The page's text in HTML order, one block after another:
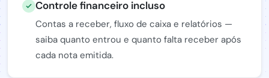
Controle financeiro incluso
Contas a receber, fluxo de caixa e relatórios —
saiba quanto entrou e quanto falta receber após
cada nota emitida.